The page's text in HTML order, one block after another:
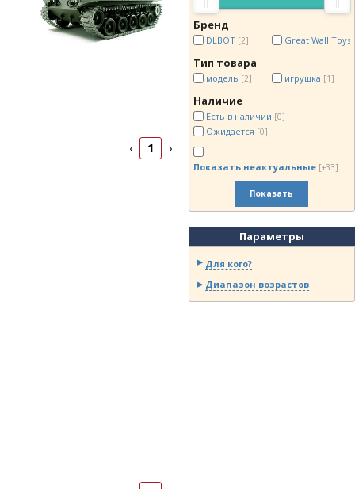
‹ 1 ›
Бренд
DLBOT [2] Great Wall Toys
Тип товара
модель [2] игрушка [1]
Наличие
Есть в наличии [0]
Ожидается [0]
Показать неактуальные [+33]
Показать
Параметры
Для кого?
Диапазон возрастов